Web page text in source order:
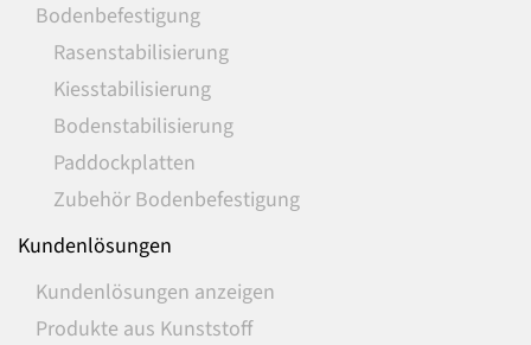
Bodenbefestigung
Rasenstabilisierung
Kiesstabilisierung
Bodenstabilisierung
Paddockplatten
Zubehör Bodenbefestigung
Kundenlösungen
Kundenlösungen anzeigen
Produkte aus Kunststoff